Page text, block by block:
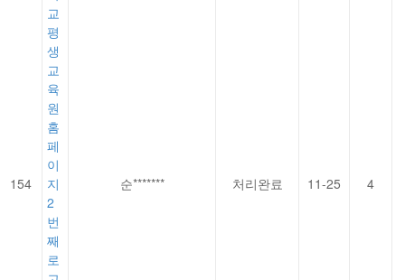
154
교
평
생
교
육
원
홈
페
이
지
2
번
째
로
순******* 처리완료 11-25 4